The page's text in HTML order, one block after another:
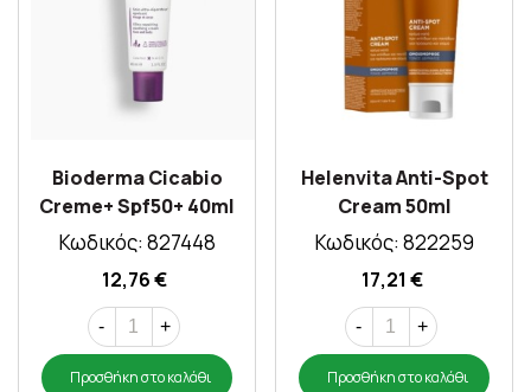
Bioderma Cicabio
Creme+ Spf50+ 40ml
Κωδικός: 827448
12,76 €
- +
Προσθήκη στο καλάθι
Helenvita Anti-Spot
Cream 50ml
Κωδικός: 822259
17,21 €
- +
Προσθήκη στο καλάθι